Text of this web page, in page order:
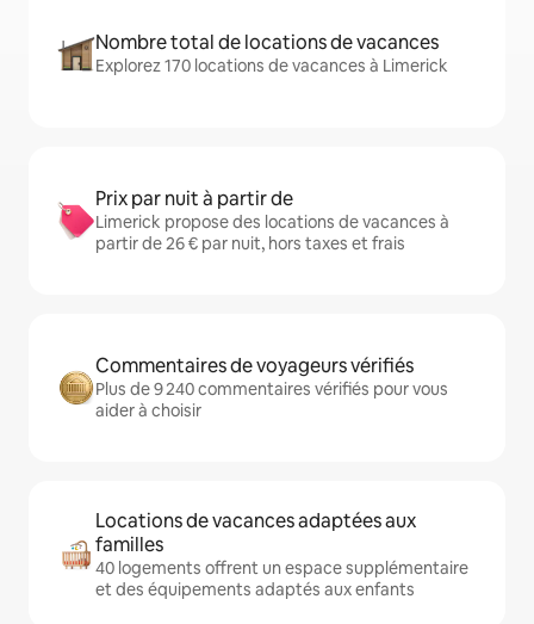
Nombre total de locations de vacances
Explorez 170 locations de vacances à Limerick
Prix par nuit à partir de
Limerick propose des locations de vacances à
partir de 26 € par nuit, hors taxes et frais
Commentaires de voyageurs vérifiés
Plus de 9 240 commentaires vérifiés pour vous
aider à choisir
Locations de vacances adaptées aux
familles
40 logements offrent un espace supplémentaire
et des équipements adaptés aux enfants